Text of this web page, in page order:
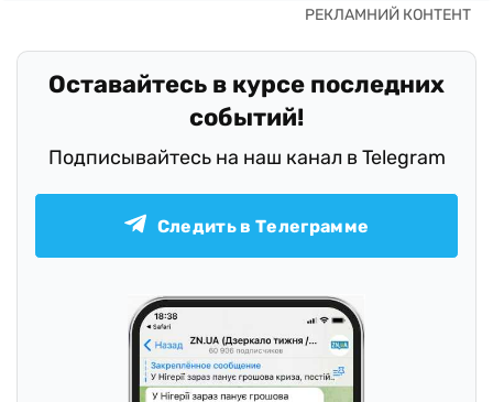
Оставайтесь в курсе последних
событий!
Подписывайтесь на наш канал в Telegram
Следить в Телеграмме